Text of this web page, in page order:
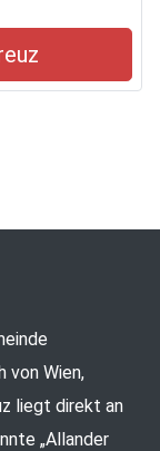
von Wien,
liegt direkt an
„Allander